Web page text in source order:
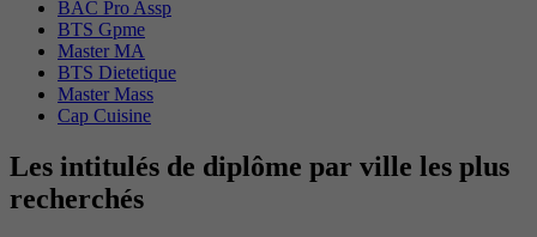
BAC Pro Assp
BTS Gpme
Master MA
BTS Dietetique
Master Mass
Cap Cuisine
Les intitulés de diplôme par ville les plus
recherchés